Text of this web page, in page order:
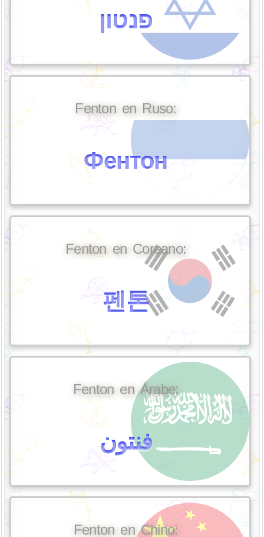
פנטון
Fenton en Ruso:
Фентон
Fenton en Coreano:
펜톤
Fenton en Árabe:
فنتون
Fenton en Chino: